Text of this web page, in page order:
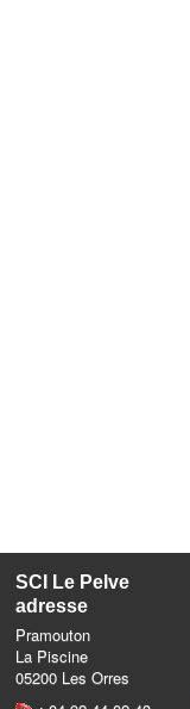
SCI Le Pelve
adresse
Pramouton
La Piscine
05200 Les Orres